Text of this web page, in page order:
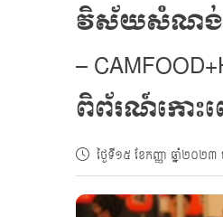
វិស័យសំណង់ ម្ហូ
–
ពិព័រណ៍កោះព
ថ្ងៃទី១៥ ខែកញ្ញា ឆ្នាំ២០